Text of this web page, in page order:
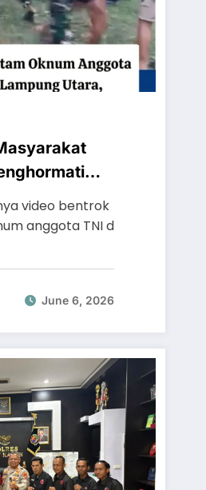
video bentrok
anggota TNI d
June 6, 2026